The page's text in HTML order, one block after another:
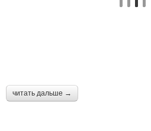
читать дальше →